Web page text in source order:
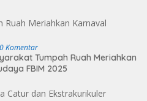
0 Komentar
Tumpah Ruah Meriahkan
FBIM 2025